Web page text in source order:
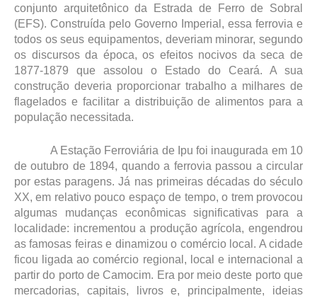
conjunto arquitetônico da Estrada de Ferro de Sobral
(EFS). Construída pelo Governo Imperial, essa ferrovia e
todos os seus equipamentos, deveriam minorar, segundo
os discursos da época, os efeitos nocivos da seca de
1877-1879 que assolou o Estado do Ceará. A sua
construção deveria proporcionar trabalho a milhares de
flagelados e facilitar a distribuição de alimentos para a
população necessitada.
A Estação Ferroviária de Ipu foi inaugurada em 10
de outubro de 1894, quando a ferrovia passou a circular
por estas paragens. Já nas primeiras décadas do século
XX, em relativo pouco espaço de tempo, o trem provocou
algumas mudanças econômicas significativas para a
localidade: incrementou a produção agrícola, engendrou
as famosas feiras e dinamizou o comércio local. A cidade
ficou ligada ao comércio regional, local e internacional a
partir do porto de Camocim. Era por meio deste porto que
mercadorias, capitais, livros e, principalmente, ideias